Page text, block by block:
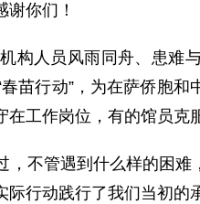
你们！
构人员风雨同舟、患难
苗行动”，为在萨侨胞
工作岗位，有的馆员克
不管遇到什么样的困
行动践行了我们当初的